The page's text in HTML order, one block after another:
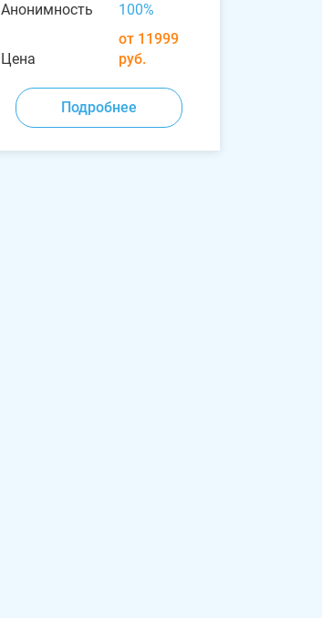
Анонимность
100%
Цена
от 11999
руб.
Подробнее